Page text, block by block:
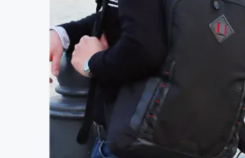
映像・映画
まちづくり・地域活性化